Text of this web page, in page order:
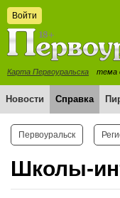
Войти
Карта Первоуральска тема
Новости Справка
Первоуральск
Школы-